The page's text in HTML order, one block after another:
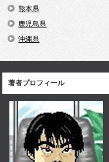
熊本県
鹿児島県
沖縄県
著者プロフィール